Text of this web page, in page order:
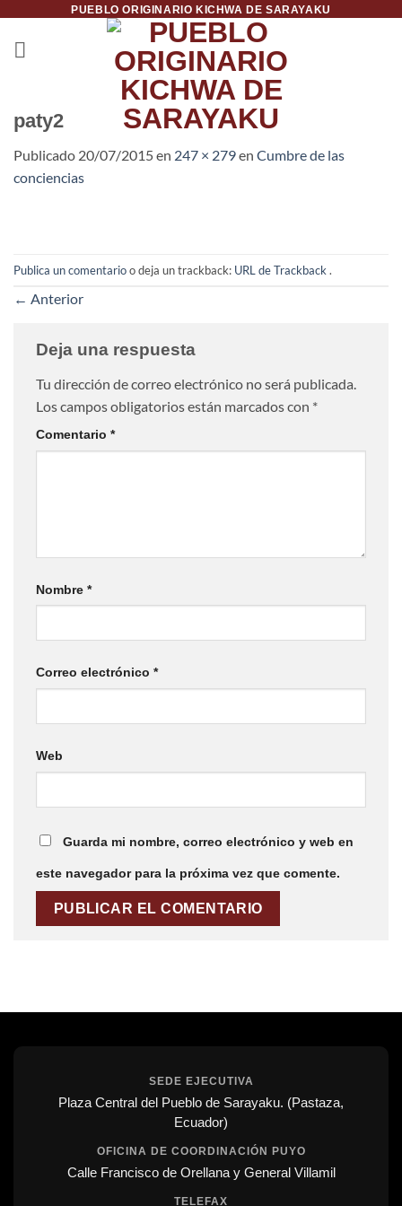
contenido
PUEBLO ORIGINARIO KICHWA DE SARAYAKU
paty2
Publicado 20/07/2015en 247 × 279en Cumbre de las
conciencias
Publica un comentarioo deja un trackback: URL de Trackback.
← Anterior
Deja una respuesta
Tu dirección de correo electrónico no será publicada.
Los campos obligatorios están marcados con *
Comentario *
Nombre *
Correo electrónico *
Web
Guarda mi nombre, correo electrónico y web en
este navegador para la próxima vez que comente.
SEDE EJECUTIVA
Plaza Central del Pueblo de Sarayaku. (Pastaza,
Ecuador)
OFICINA DE COORDINACIÓN PUYO
Calle Francisco de Orellana y General Villamil
TELEFAX